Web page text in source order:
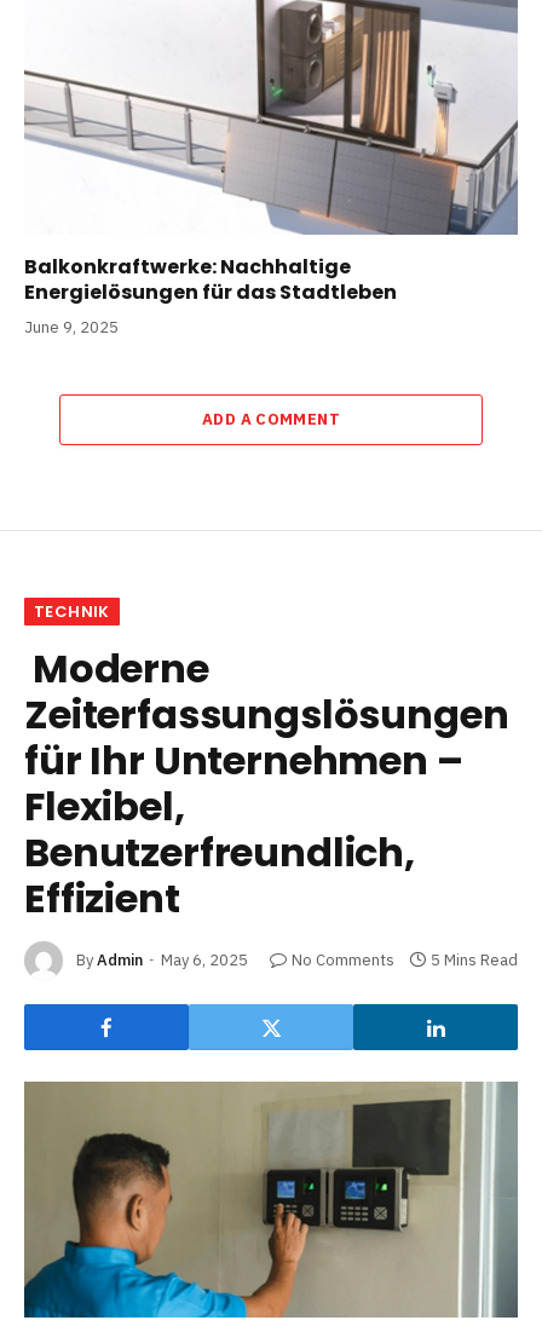
Balkonkraftwerke: Nachhaltige
Energielösungen für das Stadtleben
June 9, 2025
ADD A COMMENT
TECHNIK
Moderne
Zeiterfassungslösungen
für Ihr Unternehmen –
Flexibel,
Benutzerfreundlich,
Effizient
ByAdmin May 6, 2025 No Comments 5 Mins Read